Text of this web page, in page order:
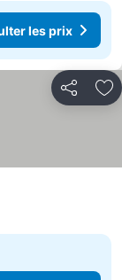
les prix
Partager